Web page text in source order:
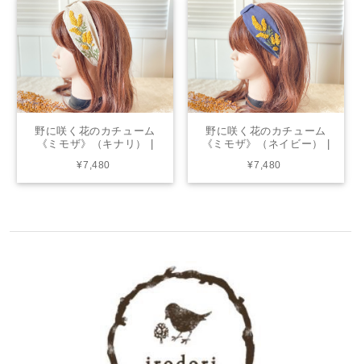
野に咲く花のカチューム
《ミモザ》（キナリ） |
¥7,480
野に咲く花のカチューム
《ミモザ》（ネイビー） |
¥7,480